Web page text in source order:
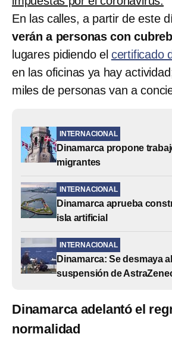
En las calles, a partir de este
verán a personas con
lugares pidiendo el certificado
en las oficinas ya hay
miles de personas van a
INTERNACIONAL
Dinamarca propone
migrantes
INTERNACIONAL
Dinamarca aprueba
isla artificial
INTERNACIONAL
Dinamarca: Se desmaya
suspensión de
Dinamarca adelantó el
normalidad